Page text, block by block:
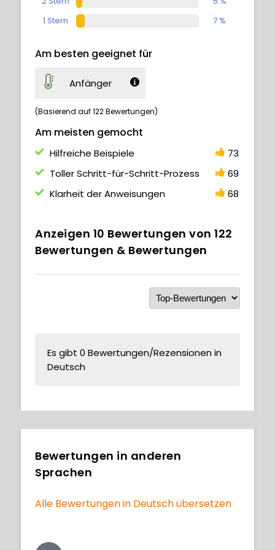
1 Stern
7 %
Am besten geeignet für
Anfänger
(Basierend auf 122 Bewertungen)
Am meisten gemocht
Hilfreiche Beispiele
73
Toller Schritt-für-Schritt-Prozess
69
Klarheit der Anweisungen
68
Anzeigen 10 Bewertungen von 122
Bewertungen & Bewertungen
Es gibt 0 Bewertungen/Rezensionen in
Deutsch
Bewertungen in anderen
Sprachen
Alle Bewertungen in Deutsch übersetzen